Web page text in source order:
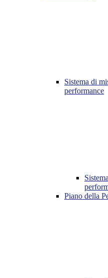
Sistema di
performance
Piano della